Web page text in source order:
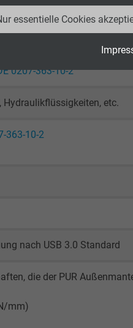
wie der
essentielle Cookies
0207-363-10-2
Hydraulikflüssigkeiten, etc.
363-10-2
nach USB 3.0 Standard
die der PUR
mm)